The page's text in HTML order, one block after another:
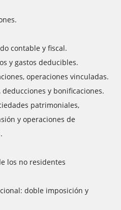
contable y fiscal.
y gastos deducibles.
operaciones vinculadas.
y bonificaciones.
patrimoniales,
y operaciones de
los no residentes
doble imposición y